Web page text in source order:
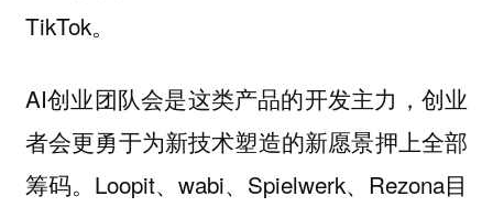
TikTok。
AI创业团队会是这类产品的开发主力，创业
者会更勇于为新技术塑造的新愿景押上全部
筹码。Loopit、wabi、Spielwerk、Rezona目